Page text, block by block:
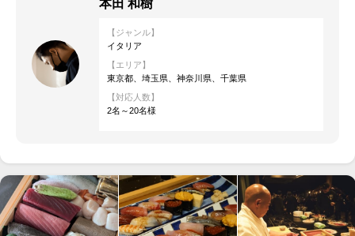
本田 和樹
【ジャンル】
イタリア
【エリア】
東京都、埼玉県、神奈川県、千葉県
【対応人数】
2名～20名様